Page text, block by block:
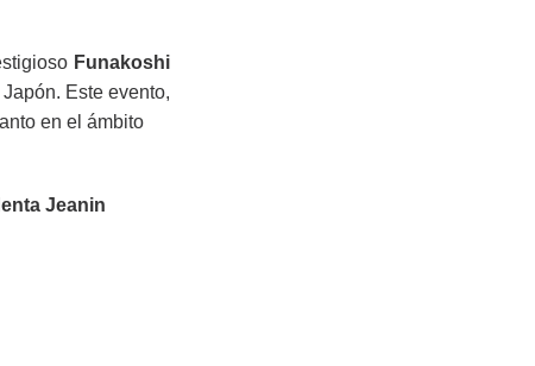
Funakoshi
Este evento,
en el ámbito
Jeanin